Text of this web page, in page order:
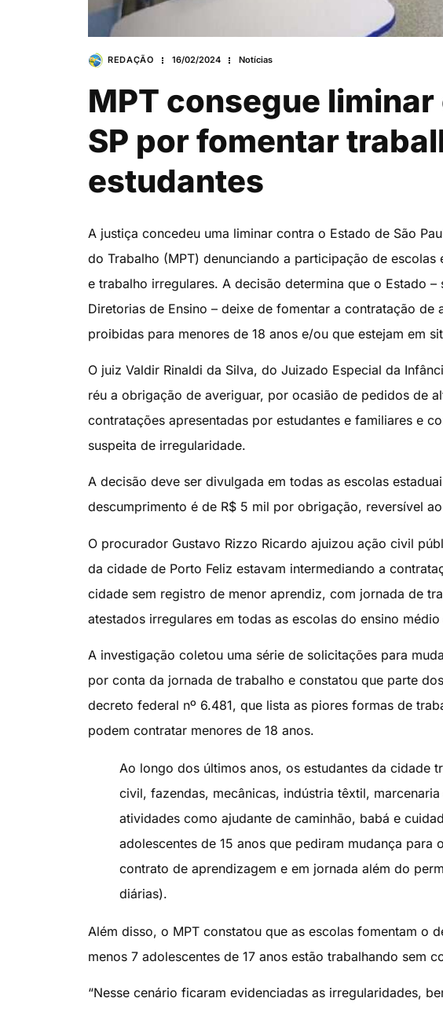
REDAÇÃO 16/02/2024 Notícias
MPT consegue
SP por fomentar
estudantes
A justiça concedeu uma liminar contra o Estado de São
do Trabalho (MPT) denunciando a participação de
e trabalho irregulares. A decisão determina que o Estado
Diretorias de Ensino – deixe de fomentar a contratação
proibidas para menores de 18 anos e/ou que estejam em
O juiz Valdir Rinaldi da Silva, do Juizado Especial da
réu a obrigação de averiguar, por ocasião de pedidos de
contratações apresentadas por estudantes e familiares e
suspeita de irregularidade.
A decisão deve ser divulgada em todas as escolas
descumprimento é de R$ 5 mil por obrigação, reversível
O procurador Gustavo Rizzo Ricardo ajuizou ação civil
da cidade de Porto Feliz estavam intermediando a
cidade sem registro de menor aprendiz, com jornada de
atestados irregulares em todas as escolas do ensino
A investigação coletou uma série de solicitações para
por conta da jornada de trabalho e constatou que parte
decreto federal nº 6.481, que lista as piores formas de
podem contratar menores de 18 anos.
Ao longo dos últimos anos, os estudantes da cidade
civil, fazendas, mecânicas, indústria têxtil,
atividades como ajudante de caminhão, babá e
adolescentes de 15 anos que pediram mudança
contrato de aprendizagem e em jornada além do
diárias).
Além disso, o MPT constatou que as escolas fomentam o
menos 7 adolescentes de 17 anos estão trabalhando sem
“Nesse cenário ficaram evidenciadas as irregularidades,